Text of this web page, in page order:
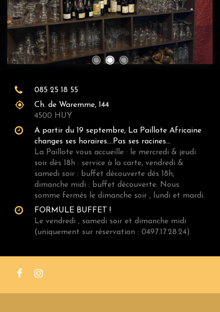
085 25 18 55
Ch. de Waremme, 144
4500 HUY
A partir du 19 septembre, La Paillote Africaine
changes ses horaires....Pas ses racines...
La Paillote vous accueille : le mercredi & jeudi
soir dès 18h : service à la carte, vendredi &
samedi soir : buffet découverte dés 18h,
dimanche midi : buffet découverte. Nous
somme fermés le dimanche soir , lundi et mardi.
FORMULE BUFFET !
Le vendredi , samedi soir et dimanche midi
(uniquement sur réservation : 0497.17.28.24).